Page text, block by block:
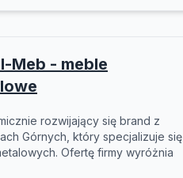
Meb - meble
rozwijający się brand z
Górnych, który specjalizuje się
Ofertę firmy wyróżnia